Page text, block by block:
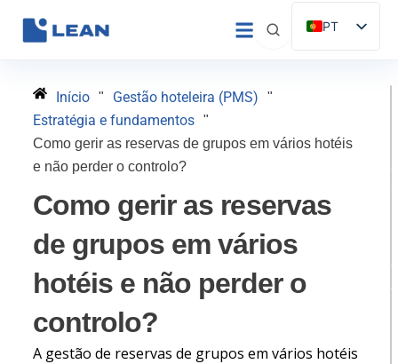
PT
ES
FR
Início " Gestão hoteleira (PMS) "
Estratégia e fundamentos "
Como gerir as reservas de grupos em vários hotéis
e não perder o controlo?
Como gerir as reservas
de grupos em vários
hotéis e não perder o
controlo?
A gestão de reservas de grupos em vários hotéis